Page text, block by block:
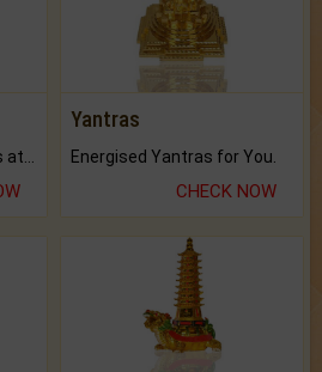
Yantras
Energised Yantras for You.
CHECK NOW